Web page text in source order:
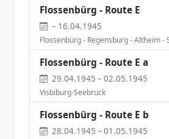
Flossenbürg - Route E
– 16.04.1945
Flossenbürg - Regensburg - Altheim -
Flossenbürg - Route E a
29.04.1945 – 02.05.1945
Visbiburg-Seebruck
Flossenbürg - Route E b
28.04.1945 – 01.05.1945